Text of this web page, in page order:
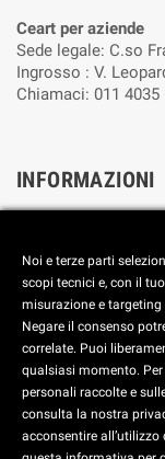
Ceart per aziende
Sede legale: C.so
Ingrosso : V.
Chiamaci: 011 4035
INFORMAZIONI
Privacy Policy
FOOTER
Aggiorna le
ITALY - Tel. +39 011
Noi e terze parti
scopi tecnici e, con il
misurazione e
Negare il consenso
correlate. Puoi
qualsiasi momento.
personali raccolte e
consulta la nostra
acconsentire